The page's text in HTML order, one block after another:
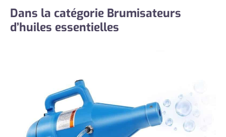
Dans la catégorie Brumisateurs
d’huiles essentielles